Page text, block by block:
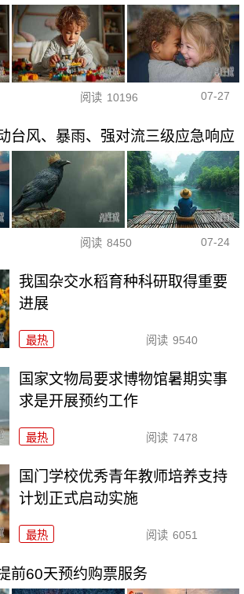
阅读 10196 07-27
台风、暴雨、强对流三级应急响应
阅读 8450 07-24
我国杂交水稻育种科研取得重要
进展
最热 阅读 9540
国家文物局要求博物馆暑期实事
求是开展预约工作
最热 阅读 7478
国门学校优秀青年教师培养支持
计划正式启动实施
最热 阅读 6051
前60天预约购票服务